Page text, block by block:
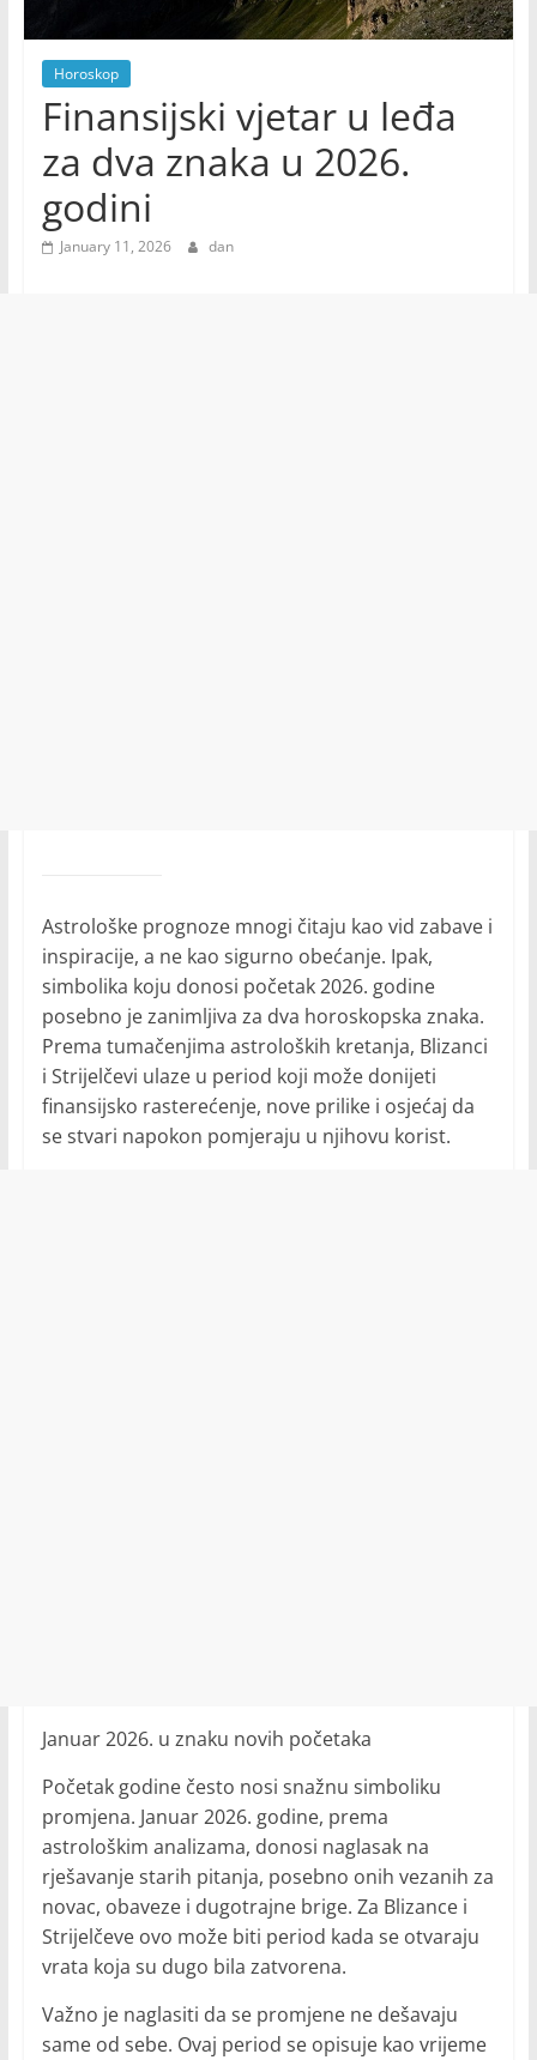
Horoskop
Finansijski vjetar u leđa
za dva znaka u 2026.
godini
January 11, 2026 dan
Astrološke prognoze mnogi čitaju kao vid zabave i
inspiracije, a ne kao sigurno obećanje. Ipak,
simbolika koju donosi početak 2026. godine
posebno je zanimljiva za dva horoskopska znaka.
Prema tumačenjima astroloških kretanja, Blizanci
i Strijelčevi ulaze u period koji može donijeti
finansijsko rasterećenje, nove prilike i osjećaj da
se stvari napokon pomjeraju u njihovu korist.
Januar 2026. u znaku novih početaka
Početak godine često nosi snažnu simboliku
promjena. Januar 2026. godine, prema
astrološkim analizama, donosi naglasak na
rješavanje starih pitanja, posebno onih vezanih za
novac, obaveze i dugotrajne brige. Za Blizance i
Strijelčeve ovo može biti period kada se otvaraju
vrata koja su dugo bila zatvorena.
Važno je naglasiti da se promjene ne dešavaju
same od sebe. Ovaj period se opisuje kao vrijeme